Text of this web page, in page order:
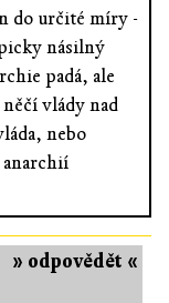
do určité míry -
násilný
padá, ale
vlády nad
nebo
» odpovědět «